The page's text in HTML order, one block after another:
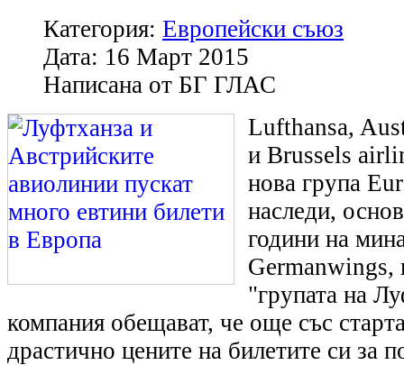
Категория: Европейски съюз
Дата: 16 Март 2015
Написана от БГ ГЛАС
Lufthansa,
и Brussels
нова група
наследи,
години на
Germanwings,
"групата на
компания обещават, че още със
драстично цените на билетите си за